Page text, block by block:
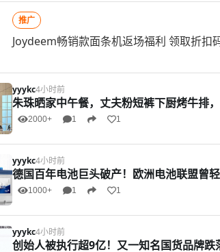
推广
Joydeem畅销款面条机返场福利 领取折扣
yyykc4小时前
朱珠晒家中午餐，丈夫粉短裤下厨烤牛排
2000+ 1 1
yyykc4小时前
德国百年电池巨头破产！欧洲电池联盟曾
1000+ 1 1
yyykc4小时前
创始人被执行超9亿！又一知名国货品牌